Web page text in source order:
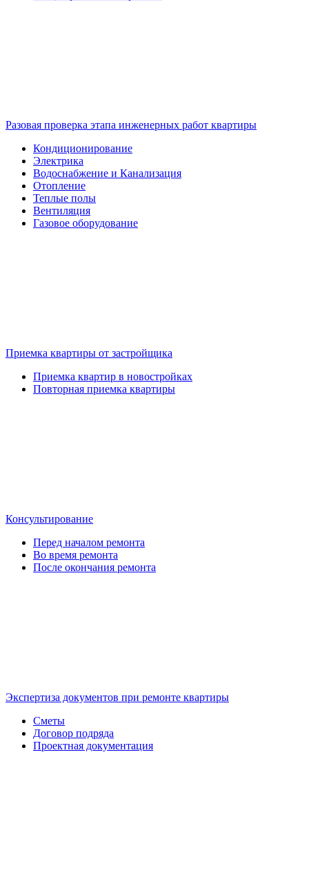
Разовая проверка этапа инженерных работ квартиры
Кондиционирование
Электрика
Водоснабжение и Канализация
Отопление
Теплые полы
Вентиляция
Газовое оборудование
Приемка квартиры от застройщика
Приемка квартир в новостройках
Повторная приемка квартиры
Консультирование
Перед началом ремонта
Во время ремонта
После окончания ремонта
Экспертиза документов при ремонте квартиры
Сметы
Договор подряда
Проектная документация